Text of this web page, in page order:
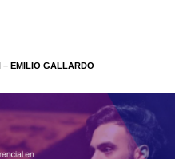
– EMILIO GALLARDO